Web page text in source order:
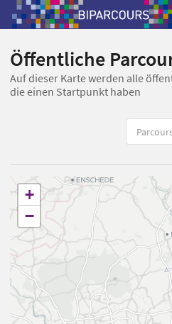
Öffentliche
Auf dieser Karte werden alle
die einen Startpunkt haben
+
−